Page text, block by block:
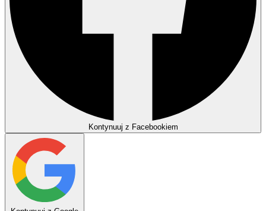
Kontynuuj z Facebookiem